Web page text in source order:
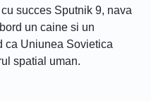
succes Sputnik 9, nava
un caine si un
ca Uniunea Sovietica
spatial uman.